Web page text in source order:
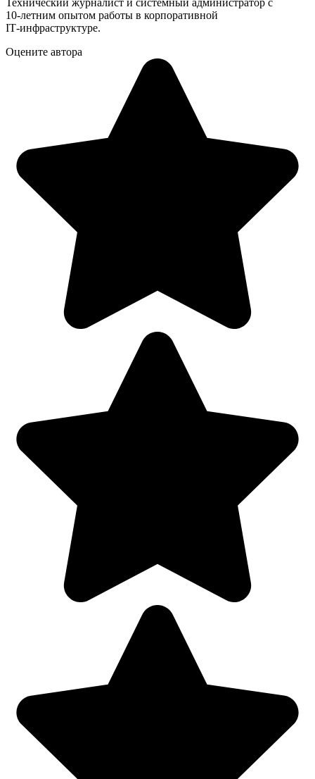
Технический журналист и системный администратор с
10‑летним опытом работы в корпоративной
IT‑инфраструктуре.
Оцените автора